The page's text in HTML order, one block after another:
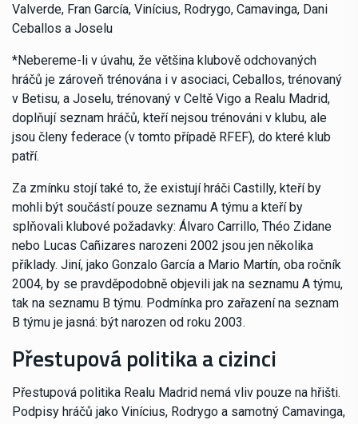
Valverde, Fran García, Vinícius, Rodrygo, Camavinga, Dani
Ceballos a Joselu
*Nebereme-li v úvahu, že většina klubově odchovaných
hráčů je zároveň trénována i v asociaci, Ceballos, trénovaný
v Betisu, a Joselu, trénovaný v Celtě Vigo a Realu Madrid,
doplňují seznam hráčů, kteří nejsou trénováni v klubu, ale
jsou členy federace (v tomto případě RFEF), do které klub
patří.
Za zmínku stojí také to, že existují hráči Castilly, kteří by
mohli být součástí pouze seznamu A týmu a kteří by
splňovali klubové požadavky: Álvaro Carrillo, Théo Zidane
nebo Lucas Cañizares narozeni 2002 jsou jen několika
příklady. Jiní, jako Gonzalo García a Mario Martín, oba ročník
2004, by se pravděpodobně objevili jak na seznamu A týmu,
tak na seznamu B týmu. Podmínka pro zařazení na seznam
B týmu je jasná: být narozen od roku 2003.
Přestupová politika a cizinci
Přestupová politika Realu Madrid nemá vliv pouze na hřišti.
Podpisy hráčů jako Vinícius, Rodrygo a samotný Camavinga,